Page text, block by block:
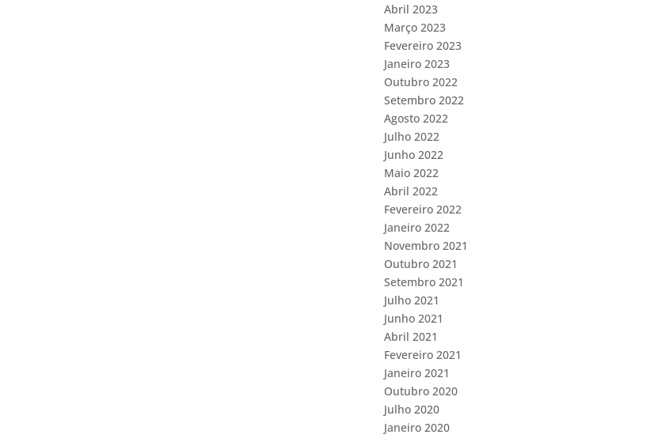
Abril 2023
Março 2023
Fevereiro 2023
Janeiro 2023
Outubro 2022
Setembro 2022
Agosto 2022
Julho 2022
Junho 2022
Maio 2022
Abril 2022
Fevereiro 2022
Janeiro 2022
Novembro 2021
Outubro 2021
Setembro 2021
Julho 2021
Junho 2021
Abril 2021
Fevereiro 2021
Janeiro 2021
Outubro 2020
Julho 2020
Janeiro 2020